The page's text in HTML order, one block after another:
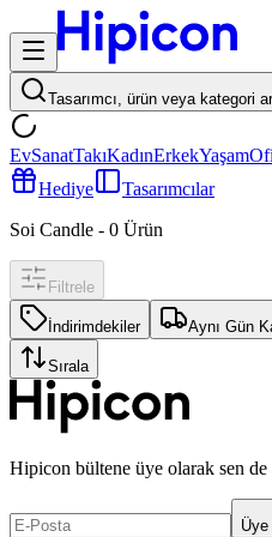
Tasarımcı, ürün veya kategori
EvSanatTakıKadınErkekYaşam
Hediye
Tasarımcılar
Soi Candle - 0 Ürün
Filtrele
İndirimdekiler Aynı Gün
Sırala
Hipicon bültene üye olarak sen
Üye